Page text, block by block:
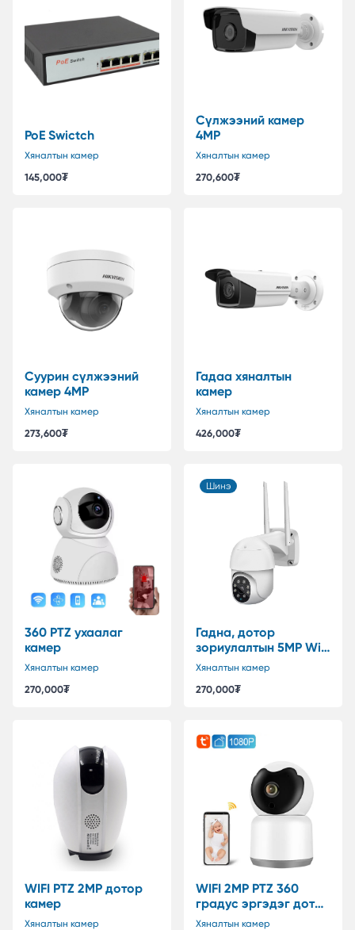
PoE Swictch
Хяналтын камер
145,000₮
Сүлжээний камер
4MP
Хяналтын камер
270,600₮
Суурин сүлжээний
камер 4MP
Хяналтын камер
273,600₮
Гадаа хяналтын
камер
Хяналтын камер
426,000₮
360 PTZ ухаалаг
камер
Хяналтын камер
270,000₮
Шинэ
Гадна, дотор
зориулалтын 5MP WiFi
PTZ ухаалаг хяналтын
Хяналтын камер
270,000₮
WIFI PTZ 2MP дотор
камер
Хяналтын камер
WIFI 2MP PTZ 360
градус эргэдэг дотор
камер
Хяналтын камер